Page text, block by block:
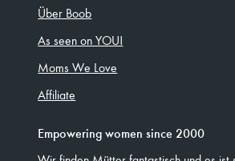
Über Boob
As seen on YOU!
Moms We Love
Affiliate
Empowering women since 2000